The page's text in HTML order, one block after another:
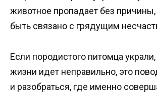
животное пропадает без
быть связано с грядущим
Если породистого питомца украли,
жизни идет неправильно, это
и разобраться, где именно